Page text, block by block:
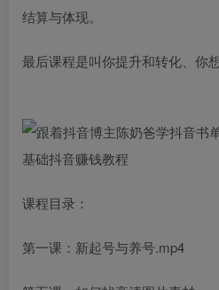
结算与体现。
最后课程是叫你提升和转化、你
课程目录：
第一课：新起号与养号.mp4